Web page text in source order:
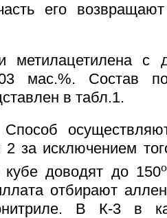
его
метилацетилена с
мас.%. Состав
в табл.1.
за исключением
кубе доводят до 150o
отбирают
В К-3 в